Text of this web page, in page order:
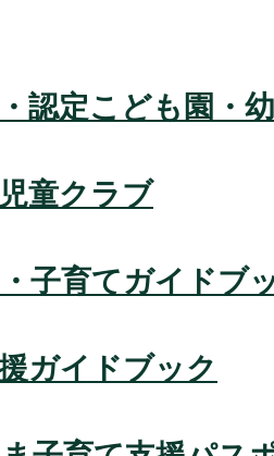
認定こども園・
童クラブ
子育てガイドブ
ガイドブック